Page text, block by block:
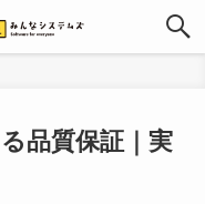
品質保証｜実